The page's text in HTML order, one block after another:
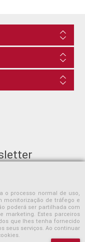
o processo normal de uso,
monitorização de tráfego e
poderá ser partilhada com
marketing. Estes parceiros
que lhes tenha fornecido
seus serviços. Ao continuar